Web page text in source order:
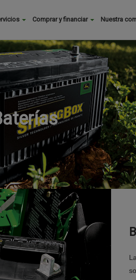
Buscar
Comprar y financiar Nuestra